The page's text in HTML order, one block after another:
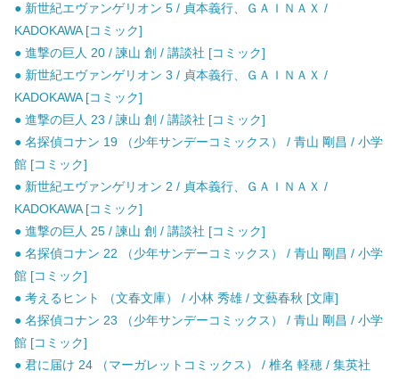
● 新世紀エヴァンゲリオン 5 / 貞本義行、ＧＡＩＮＡＸ /
KADOKAWA [コミック]
● 進撃の巨人 20 / 諫山 創 / 講談社 [コミック]
● 新世紀エヴァンゲリオン 3 / 貞本義行、ＧＡＩＮＡＸ /
KADOKAWA [コミック]
● 進撃の巨人 23 / 諫山 創 / 講談社 [コミック]
● 名探偵コナン 19 （少年サンデーコミックス） / 青山 剛昌 / 小学
館 [コミック]
● 新世紀エヴァンゲリオン 2 / 貞本義行、ＧＡＩＮＡＸ /
KADOKAWA [コミック]
● 進撃の巨人 25 / 諫山 創 / 講談社 [コミック]
● 名探偵コナン 22 （少年サンデーコミックス） / 青山 剛昌 / 小学
館 [コミック]
● 考えるヒント （文春文庫） / 小林 秀雄 / 文藝春秋 [文庫]
● 名探偵コナン 23 （少年サンデーコミックス） / 青山 剛昌 / 小学
館 [コミック]
● 君に届け 24 （マーガレットコミックス） / 椎名 軽穂 / 集英社